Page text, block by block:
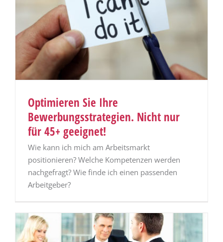
Optimieren Sie Ihre
Bewerbungsstrategien. Nicht nur
für 45+ geeignet!
Wie kann ich mich am Arbeitsmarkt
positionieren? Welche Kompetenzen werden
nachgefragt? Wie finde ich einen passenden
Arbeitgeber?